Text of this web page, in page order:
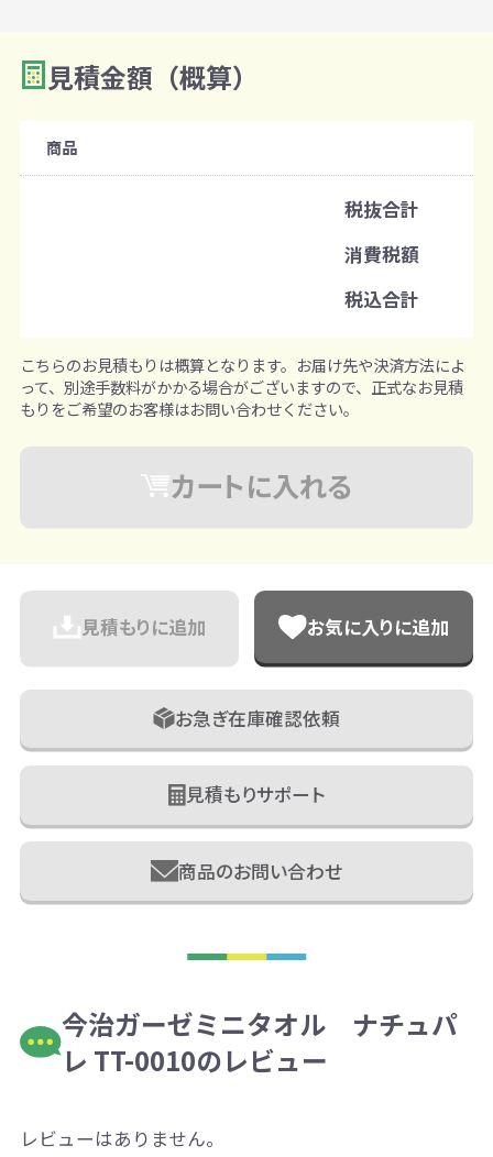
2 数量を入力
購入条件
見積金額（概算）
商品
税抜合計
消費税額
税込合計
こちらのお見積もりは概算となります。お届け先や決済方法によ
って、別途手数料がかかる場合がございますので、正式なお見積
もりをご希望のお客様はお問い合わせください。
カートに入れる
見積もりに追加 お気に入りに追加
お急ぎ在庫確認依頼
見積もりサポート
商品のお問い合わせ
今治ガーゼミニタオル ナチュパ
レ TT-0010のレビュー
レビューはありません。